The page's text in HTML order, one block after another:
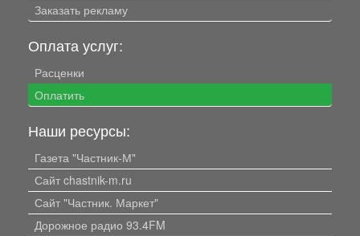
Заказать рекламу
Оплата услуг:
Расценки
Оплатить
Наши ресурсы:
Газета "Частник-М"
Сайт chastnik-m.ru
Сайт "Частник. Маркет"
Дорожное радио 93.4FM